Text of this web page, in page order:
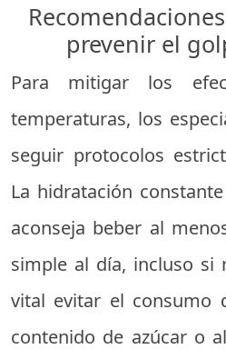
prevenir el
Para mitigar los
temperaturas, los
seguir protocolos
La hidratación
aconseja beber al
simple al día, incluso si
vital evitar el consumo
contenido de azúcar o